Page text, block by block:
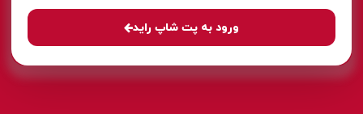
ورود به پت شاپ راید